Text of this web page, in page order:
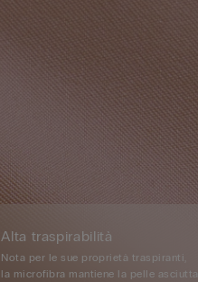
Alta traspirabilità
Nota per le sue proprietà traspiranti,
la microfibra mantiene la pelle asciutta